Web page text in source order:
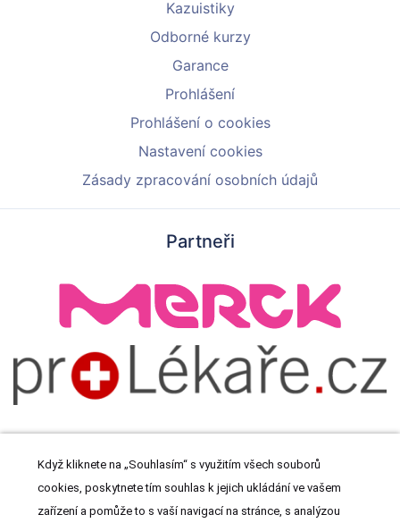
Kazuistiky
Odborné kurzy
Garance
Prohlášení
Prohlášení o cookies
Nastavení cookies
Zásady zpracování osobních údajů
Partneři
© 2026 Meditorial s.r.o. Všechna práva vyhrazena.
Když kliknete na „Souhlasím“ s využitím všech souborů
cookies, poskytnete tím souhlas k jejich ukládání ve vašem
zařízení a pomůže to s vaší navigací na stránce, s analýzou